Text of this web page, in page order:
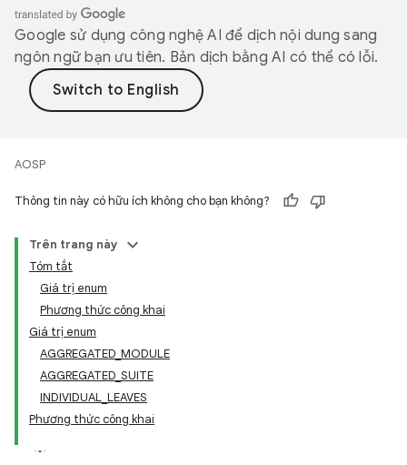
Google sử dụng công nghệ AI để dịch nội dung sang
ngôn ngữ bạn ưu tiên. Bản dịch bằng AI có thể có lỗi.
AOSP
Thông tin này có hữu ích không cho bạn không?
Trên trang này
Tóm tắt
Giá trị enum
Phương thức công khai
Giá trị enum
AGGREGATED_MODULE
AGGREGATED_SUITE
INDIVIDUAL_LEAVES
Phương thức công khai